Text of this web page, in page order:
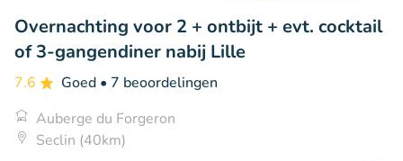
Overnachting voor 2 + ontbijt + evt. cocktail
of 3-gangendiner nabij Lille
7.6 Goed • 7 beoordelingen
Auberge du Forgeron
Seclin (40km)